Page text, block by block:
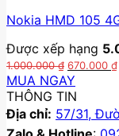
Nokia HMD 105
Được xếp hạng
1.000.000₫ Giá
gốc
là:
1.000.000
670.000 ₫
MUA NGAY
THÔNG TIN
Địa chỉ: 57/31,